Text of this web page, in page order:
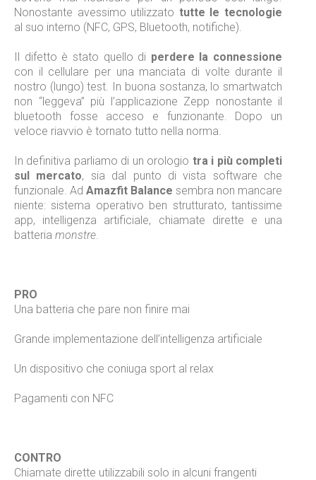
Nonostante avessimo utilizzato tutte le tecnologie
al suo interno (NFC, GPS, Bluetooth, notifiche).
Il difetto è stato quello di perdere la connessione
con il cellulare per una manciata di volte durante il
nostro (lungo) test. In buona sostanza, lo smartwatch
non “leggeva” più l’applicazione Zepp nonostante il
bluetooth fosse acceso e funzionante. Dopo un
veloce riavvio è tornato tutto nella norma.
In definitiva parliamo di un orologio tra i più completi
sul mercato, sia dal punto di vista software che
funzionale. Ad Amazfit Balance sembra non mancare
niente: sistema operativo ben strutturato, tantissime
app, intelligenza artificiale, chiamate dirette e una
batteria monstre
PRO
Una batteria che pare non finire mai
Grande implementazione dell’intelligenza artificiale
Un dispositivo che coniuga sport al relax
Pagamenti con NFC
CONTRO
Chiamate dirette utilizzabili solo in alcuni frangenti